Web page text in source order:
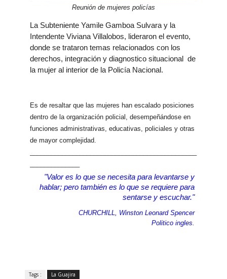
Reunión de mujeres policías
La Subteniente Yamile Gamboa Sulvara y la
Intendente Viviana Villalobos, lideraron el evento,
donde se trataron temas relacionados con los
derechos, integración y diagnostico situacional de
la mujer al interior de la Policía Nacional.
Es de resaltar que las mujeres han escalado posiciones
dentro de la organización policial, desempeñándose en
funciones administrativas, educativas, policiales y otras
de mayor complejidad.
"Valor es lo que se necesita para levantarse y
hablar; pero también es lo que se requiere para
sentarse y escuchar."
CHURCHILL, Winston Leonard Spencer
Politico ingles.
Tags : La Guajira